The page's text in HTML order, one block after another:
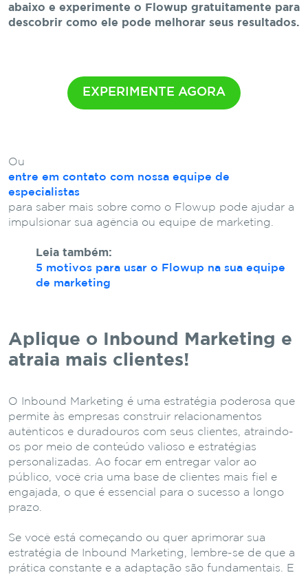
abaixo e experimente o Flowup gratuitamente para
descobrir como ele pode melhorar seus resultados.
EXPERIMENTE AGORA
Ou
entre em contato com nossa equipe de
especialistas
para saber mais sobre como o Flowup pode ajudar a
impulsionar sua agência ou equipe de marketing.
Leia também:
5 motivos para usar o Flowup na sua equipe
de marketing
Aplique o Inbound Marketing e
atraia mais clientes!
O Inbound Marketing é uma estratégia poderosa que
permite às empresas construir relacionamentos
autênticos e duradouros com seus clientes, atraindo-
os por meio de conteúdo valioso e estratégias
personalizadas. Ao focar em entregar valor ao
público, você cria uma base de clientes mais fiel e
engajada, o que é essencial para o sucesso a longo
prazo.
Se você está começando ou quer aprimorar sua
estratégia de Inbound Marketing, lembre-se de que a
prática constante e a adaptação são fundamentais. E